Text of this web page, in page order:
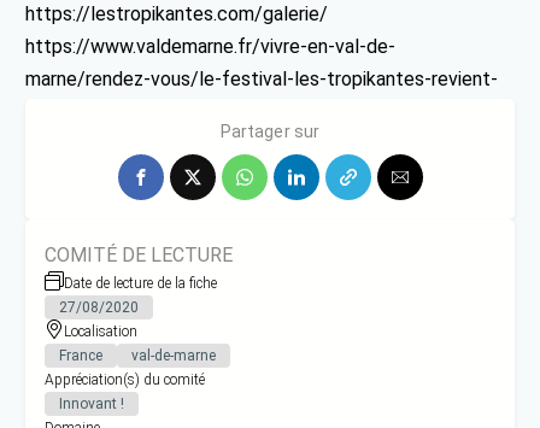
https://lestropikantes.com/galerie/
https://www.valdemarne.fr/vivre-en-val-de-
marne/rendez-vous/le-festival-les-tropikantes-revient-
Partager sur
COMITÉ DE LECTURE
Date de lecture de la fiche
27/08/2020
Localisation
France
val-de-marne
Appréciation(s) du comité
Innovant !